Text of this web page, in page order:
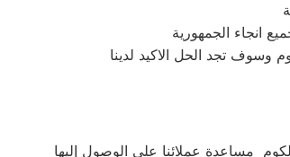
انجاء الجمهورية
وسوف تجد الحل الاكيد لدينا
مساعدة عملائنا علي الوصول إليها